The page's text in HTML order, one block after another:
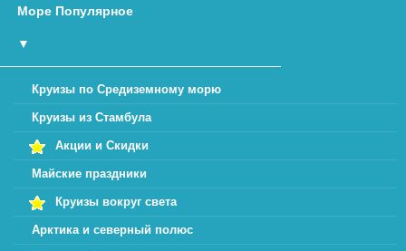
Море Популярное
▼
Круизы по Средиземному морю
Круизы из Стамбула
Акции и Скидки
Майские праздники
Круизы вокруг света
Арктика и северный полюс